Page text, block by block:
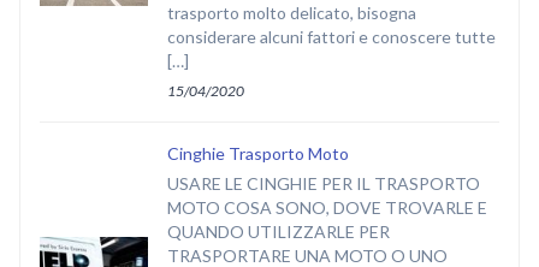
trasporto molto delicato, bisogna
considerare alcuni fattori e conoscere tutte
[…]
15/04/2020
Cinghie Trasporto Moto
USARE LE CINGHIE PER IL TRASPORTO
MOTO COSA SONO, DOVE TROVARLE E
QUANDO UTILIZZARLE PER
TRASPORTARE UNA MOTO O UNO